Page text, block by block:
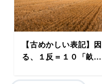
【古めかしい表記】因
る、１反＝１０「畝...